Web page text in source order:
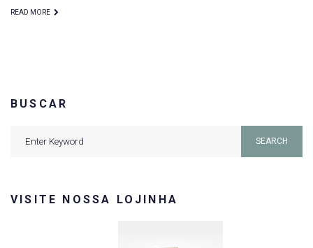
READ MORE
BUSCAR
SEARCH
VISITE NOSSA LOJINHA